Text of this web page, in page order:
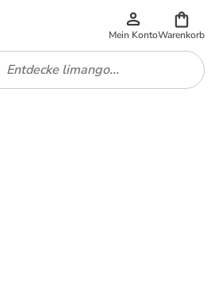
Mein KontoWarenkorb